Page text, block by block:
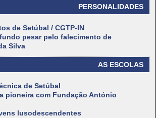
PERSONALIDADES
de Setúbal / CGTP-IN
pesar pelo falecimento de
Silva
AS ESCOLAS
de Setúbal
pioneira com Fundação António
lusodescendentes